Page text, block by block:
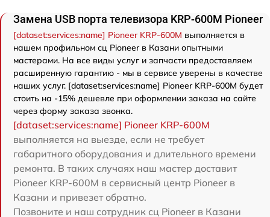
Замена USB порта телевизора KRP-600M Pioneer
[dataset:services:name] Pioneer KRP-600M выполняется в
нашем профильном сц Pioneer в Казани опытными
мастерами. На все виды услуг и запчасти предоставляем
расширенную гарантию - мы в сервисе уверены в качестве
наших услуг. [dataset:services:name] Pioneer KRP-600M будет
стоить на -15% дешевле при оформлении заказа на сайте
через форму заказа звонка.
[dataset:services:name] Pioneer KRP-600M
выполняется на выезде, если не требует
габаритного оборудования и длительного времени
ремонта. В таких случаях наш мастер доставит
Pioneer KRP-600M в сервисный центр Pioneer в
Казани и привезет обратно.
Позвоните и наш сотрудник сц Pioneer в Казани